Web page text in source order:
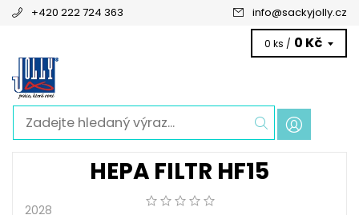
+420 222 724 363 info@sackyjolly.cz
0 ks / 0 Kč
HEPA FILTR HF15
2028